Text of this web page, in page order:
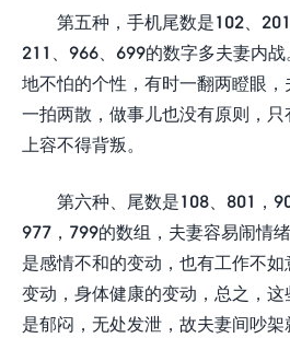
第五种，手机尾数是102、
211、966、699的数字多夫妻内
地不怕的个性，有时一翻两瞪眼，
一拍两散，做事儿也没有原则，
上容不得背叛。
第六种、尾数是108、801，
977，799的数组，夫妻容易闹情
是感情不和的变动，也有工作不
变动，身体健康的变动，总之，
是郁闷，无处发泄，故夫妻间吵架